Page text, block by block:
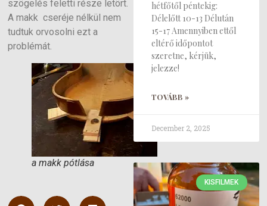
szögelés feletti része letört.
A makk cseréje nélkül nem
tudtuk orvosolni ezt a
problémát.
a makk pótlása
hétfőtől péntekig:
Délelőtt 10-13 Délután
15-17 Amennyiben ettől
eltérő időpontot
szeretne, kérjük,
jelezze!
TOVÁBB »
December 2, 2025
KISFILMEK